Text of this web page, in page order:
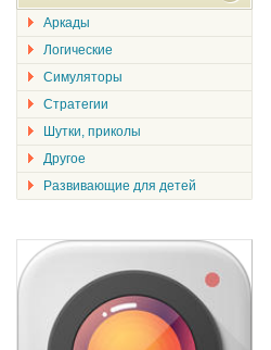
Аркады
Логические
Симуляторы
Стратегии
Шутки, приколы
Другое
Развивающие для детей